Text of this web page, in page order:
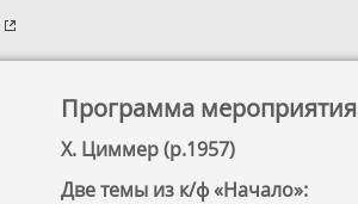
Программа мероприятия
Х. Циммер (р.1957)
Две темы из к/ф «Начало»: